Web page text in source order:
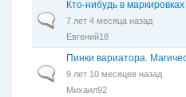
Обычная тема
Кто-нибудь в
7 лет 4 месяца назад
Евгений18
Обычная тема
Пинки вариатора.
9 лет 10 месяцев назад
Михаил92